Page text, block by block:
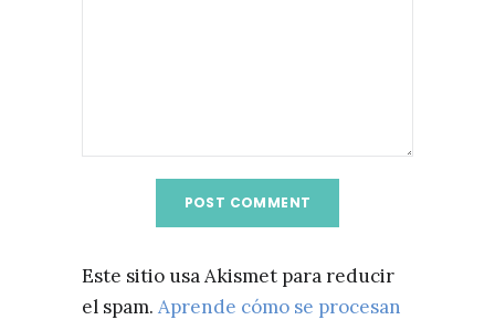
Este sitio usa Akismet para reducir
el spam. Aprende cómo se procesan